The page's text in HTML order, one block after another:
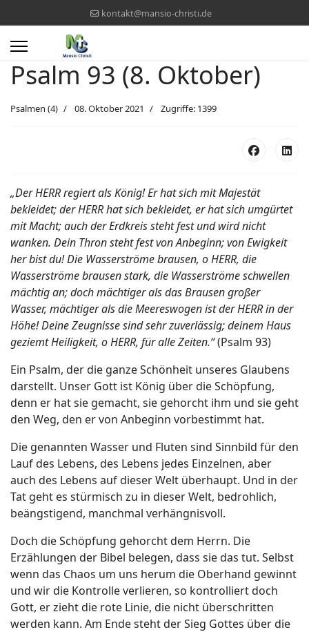
kontakt@mansio-christi.de
Psalm 93 (8. Oktober)
Psalmen (4) 08. Oktober 2021 Zugriffe: 1399
„Der HERR regiert als König! Er hat sich mit Majestät
bekleidet; der HERR hat sich bekleidet, er hat sich umgürtet
mit Macht; auch der Erdkreis steht fest und wird nicht
wanken. Dein Thron steht fest von Anbeginn; von Ewigkeit
her bist du! Die Wasserströme brausen, o HERR, die
Wasserströme brausen stark, die Wasserströme schwellen
mächtig an; doch mächtiger als das Brausen großer
Wasser, mächtiger als die Meereswogen ist der HERR in der
Höhe! Deine Zeugnisse sind sehr zuverlässig; deinem Haus
geziemt Heiligkeit, o HERR, für alle Zeiten.“(Psalm 93)
Ein Psalm, der die ganze Schönheit unseres Glaubens
darstellt. Unser Gott ist König über die Schöpfung,
denn er hat sie gemacht, sie gehorcht ihm und sie geht
den Weg, den er von Anbeginn vorbestimmt hat.
Die genannten Wasser und Fluten sind Sinnbild für den
Lauf des Lebens, des Lebens jedes Einzelnen, aber
auch des Lebens auf dieser Welt überhaupt. Und in der
Tat geht es stürmisch zu in dieser Welt, bedrohlich,
beängstigend, manchmal verhängnisvoll.
Doch die Schöpfung gehorcht dem Herrn. Die
Erzählungen der Bibel belegen, dass sie das tut. Selbst
wenn das Chaos um uns herum die Oberhand gewinnt
und wir die Kontrolle verlieren, so kontrolliert doch
Gott, er zieht die rote Linie, die nicht überschritten
werden kann. Am Ende steht der Sieg Gottes über die